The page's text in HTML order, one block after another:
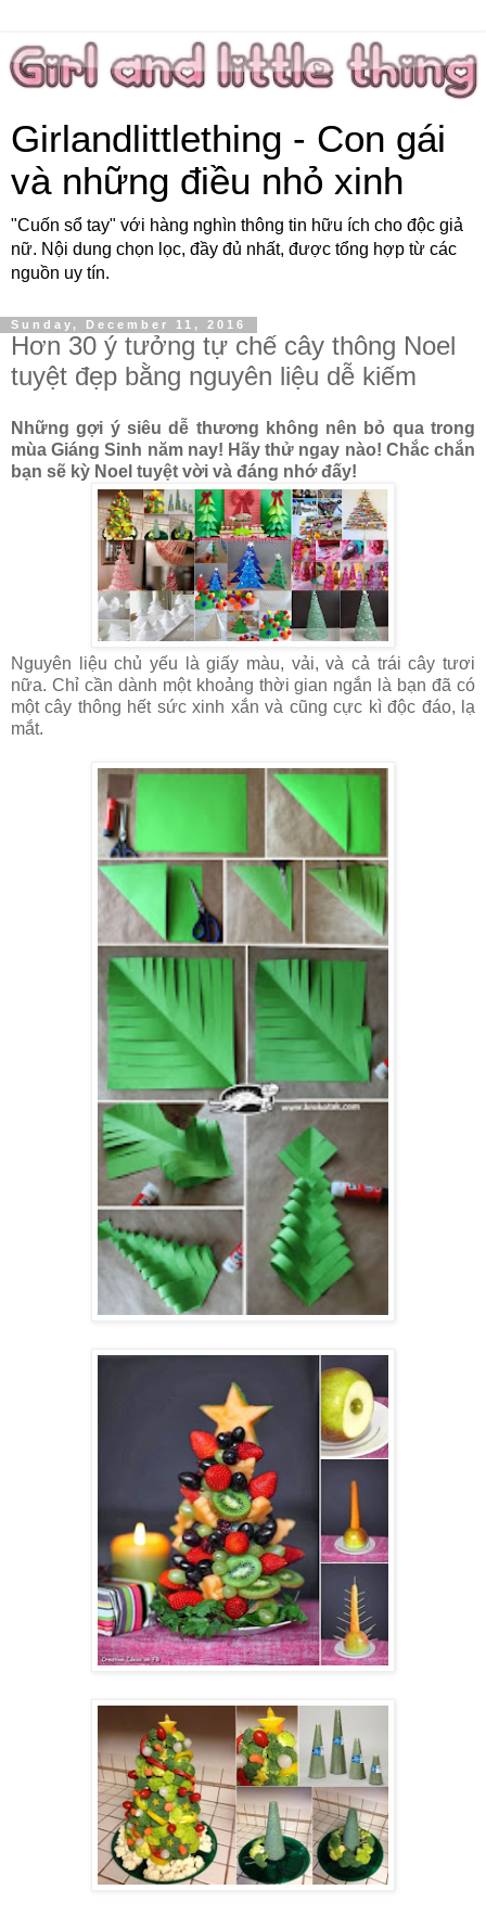
Girlandlittlething - Con gái
và những điều nhỏ xinh
"Cuốn sổ tay" với hàng nghìn thông tin hữu ích cho độc giả
nữ. Nội dung chọn lọc, đầy đủ nhất, được tổng hợp từ các
nguồn uy tín.
Sunday, December 11, 2016
Hơn 30 ý tưởng tự chế cây thông Noel
tuyệt đẹp bằng nguyên liệu dễ kiếm
Những gợi ý siêu dễ thương không nên bỏ qua trong
mùa Giáng Sinh năm nay! Hãy thử ngay nào! Chắc chắn
bạn sẽ kỳ Noel tuyệt vời và đáng nhớ đấy!
Nguyên liệu chủ yếu là giấy màu, vải, và cả trái cây tươi
nữa. Chỉ cần dành một khoảng thời gian ngắn là bạn đã có
một cây thông hết sức xinh xắn và cũng cực kì độc đáo, lạ
mắt.